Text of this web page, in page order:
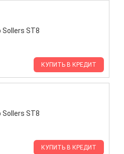
КУПИТЬ В КРЕДИТ
КУПИТЬ В КРЕДИТ